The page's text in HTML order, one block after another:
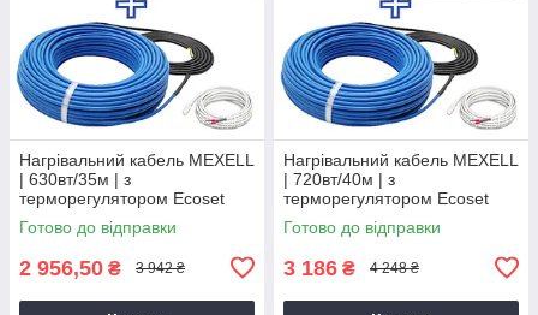
Нагрівальний кабель MEXELL
| 630вт/35м | з
терморегулятором Ecoset
PWT-002
Готово до відправки
2 956,50 ₴ 3 942 ₴
Нагрівальний кабель MEXELL
| 720вт/40м | з
терморегулятором Ecoset
PWT-002
Готово до відправки
3 186 ₴ 4 248 ₴